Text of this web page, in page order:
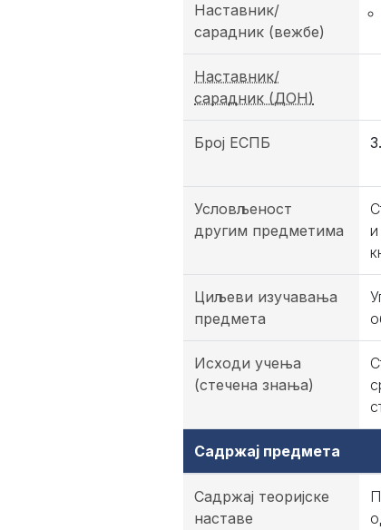
Наставник/
сарадник (вежбе)
Наставник/
сарадник (ДОН)
Број ЕСПБ
Условљеност
другим предметима
Циљеви изучавања
предмета
Исходи учења
(стечена знања)
Садржај предмета
Садржај теоријске
наставе